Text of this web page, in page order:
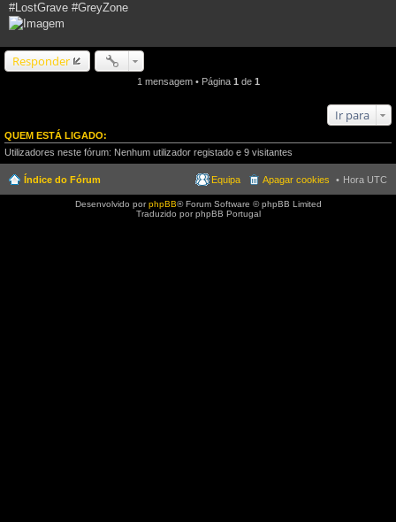
#LostGrave #GreyZone
Responder
1 mensagem • Página 1 de 1
Ir para
QUEM ESTÁ LIGADO:
Utilizadores neste fórum: Nenhum utilizador registado e 9 visitantes
Índice do Fórum Hora UTC
Apagar cookies
Equipa
Desenvolvido porphpBB® Forum Software © phpBB Limited
Traduzido por phpBB Portugal